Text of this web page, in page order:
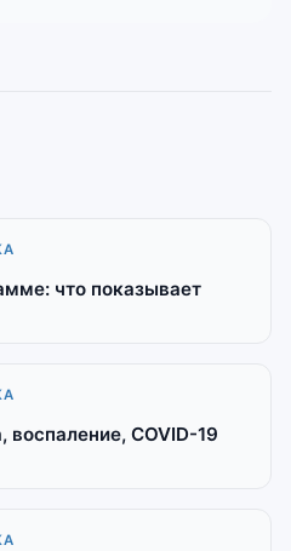
что показывает
COVID-19